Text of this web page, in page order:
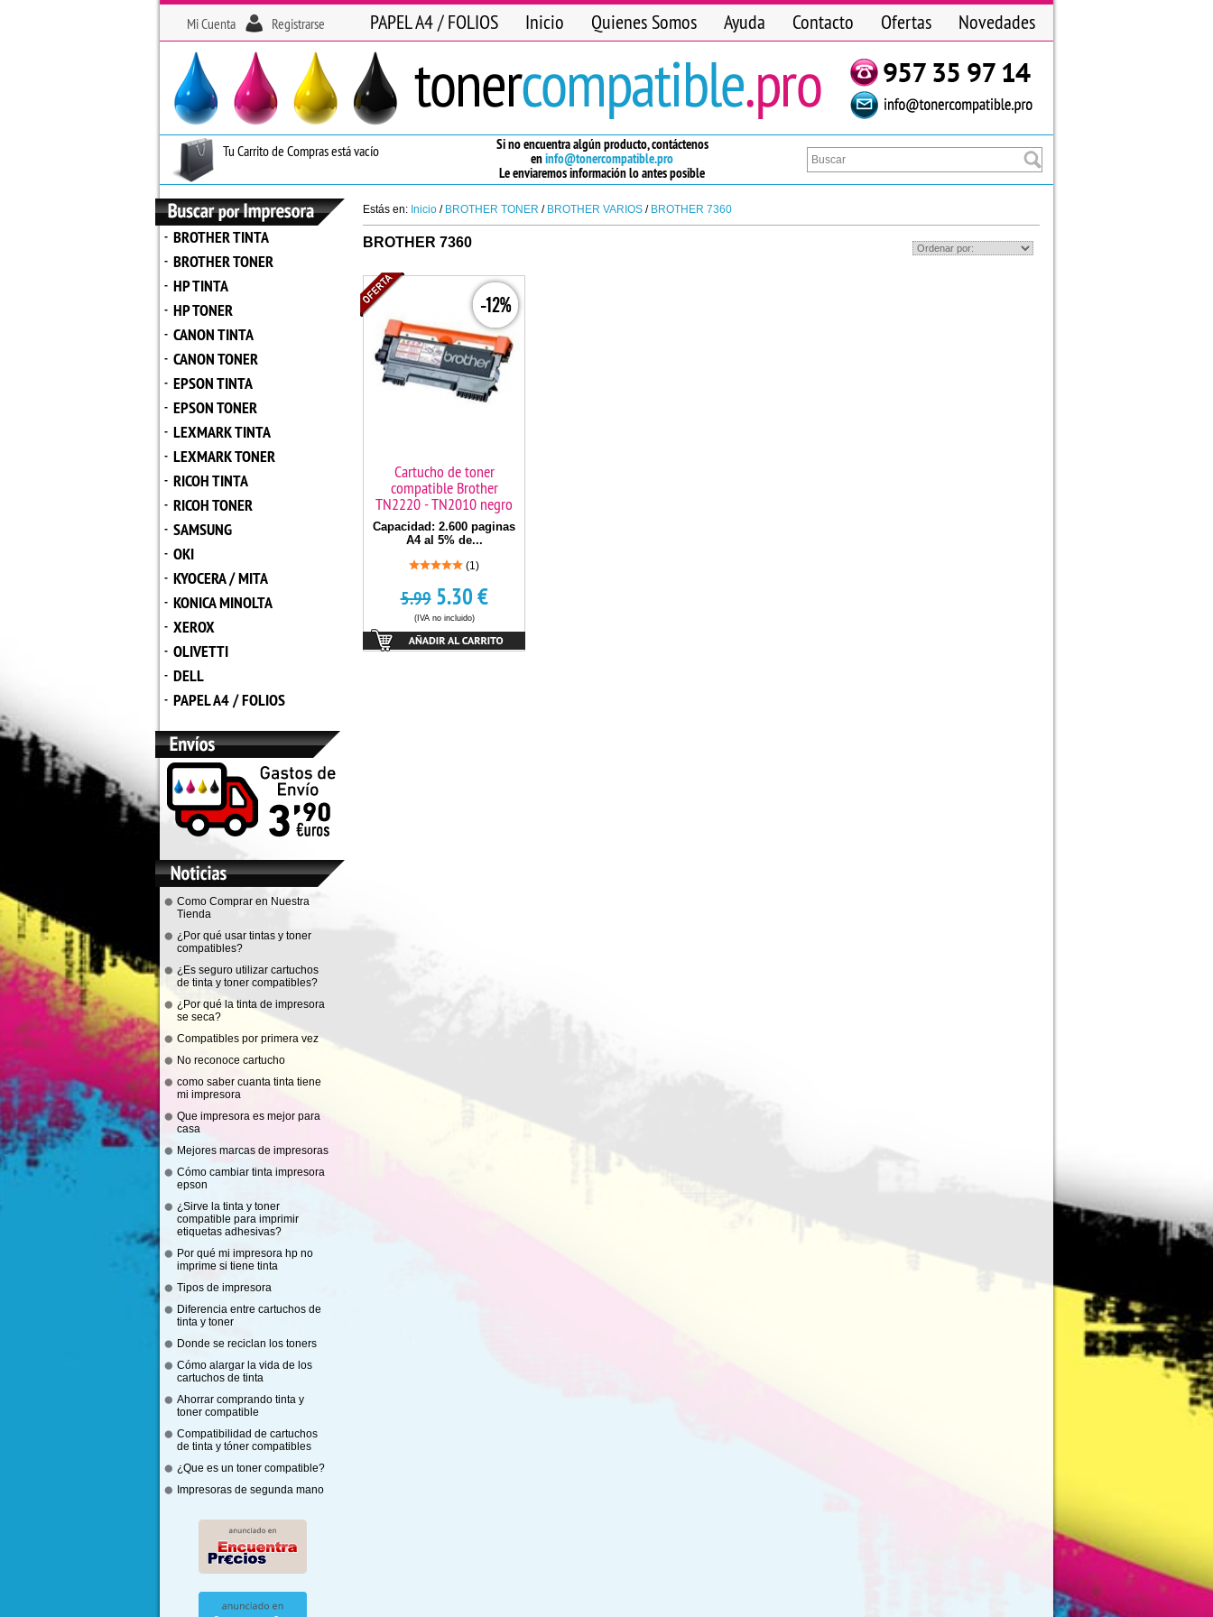
Mi Cuenta Registrarse PAPEL A4 / FOLIOS Inicio Quienes Somos Ayuda Contacto Ofertas Novedades
Si no encuentra algún producto, contáctenos
eninfo@tonercompatible.pro
Le enviaremos información lo antes posible
Tu Carrito de Compras está vacío
- BROTHER TINTA
- BROTHER TONER
- HP TINTA
- HP TONER
- CANON TINTA
- CANON TONER
- EPSON TINTA
- EPSON TONER
- LEXMARK TINTA
- LEXMARK TONER
- RICOH TINTA
- RICOH TONER
- SAMSUNG
- OKI
- KYOCERA / MITA
- KONICA MINOLTA
- XEROX
- OLIVETTI
- DELL
- PAPEL A4 / FOLIOS
Como Comprar en Nuestra
Tienda
¿Por qué usar tintas y toner
compatibles?
¿Es seguro utilizar cartuchos
de tinta y toner compatibles?
¿Por qué la tinta de impresora
se seca?
Compatibles por primera vez
No reconoce cartucho
como saber cuanta tinta tiene
mi impresora
Que impresora es mejor para
casa
Mejores marcas de impresoras
Cómo cambiar tinta impresora
epson
¿Sirve la tinta y toner
compatible para imprimir
etiquetas adhesivas?
Por qué mi impresora hp no
imprime si tiene tinta
Tipos de impresora
Diferencia entre cartuchos de
tinta y toner
Donde se reciclan los toners
Cómo alargar la vida de los
cartuchos de tinta
Ahorrar comprando tinta y
toner compatible
Compatibilidad de cartuchos
de tinta y tóner compatibles
¿Que es un toner compatible?
Impresoras de segunda mano
Estás en: Inicio / BROTHER TONER / BROTHER VARIOS / BROTHER 7360
BROTHER 7360
-12%
Cartucho de toner
compatible Brother
TN2220 - TN2010 negro
Capacidad: 2.600 paginas
A4 al 5% de...
(1)
5.99 5.30€
(IVA no incluido)